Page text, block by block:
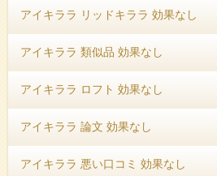
アイキララ リッドキララ 効果なし
アイキララ 類似品 効果なし
アイキララ ロフト 効果なし
アイキララ 論文 効果なし
アイキララ 悪い口コミ 効果なし